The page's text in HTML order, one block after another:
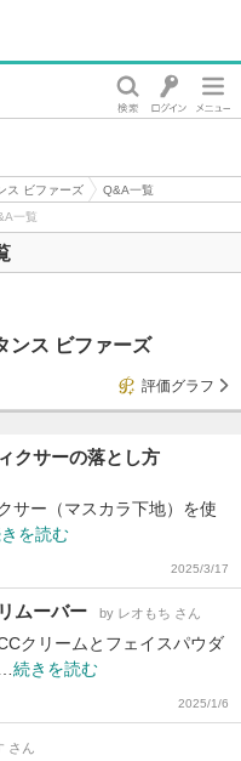
ス ビファーズ
Q&A一覧
一覧
ンス ビファーズ
評価グラフ
クサーの落とし方
サー（マスカラ下地）を使
を読む
2025/3/17
ムーバー by レオもち さん
クリームとフェイスパウダ
続きを読む
2025/1/6
さん